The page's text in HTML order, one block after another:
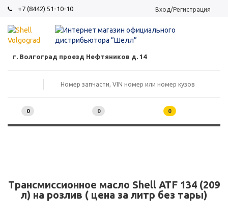
+7 (8442) 51-10-10 Вход/Регистрация
г. Волгоград проезд Нефтяников д. 14
0 0 0
Трансмиссионное масло Shell ATF 134 (209
л) на розлив ( цена за литр без тары)